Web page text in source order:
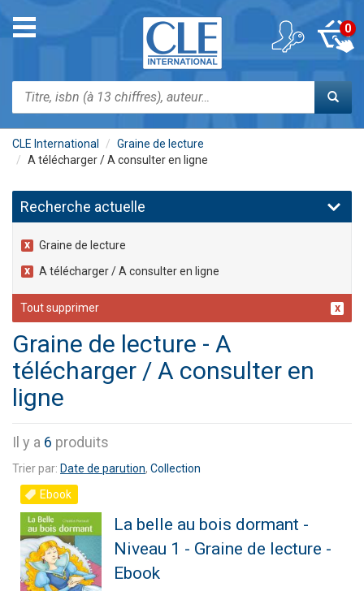
contenu
Toggle
navigation
Rechercher
0
CLE International
Graine de lecture
A télécharger / A consulter en ligne
Recherche actuelle
Graine de lecture
A télécharger / A consulter en ligne
Tout supprimer
Graine de lecture - A
télécharger / A consulter en
ligne
Il y a 6 produits
Trier par: Date de parution, Collection
Ebook
La belle au bois dormant -
Niveau 1 - Graine de lecture -
Ebook